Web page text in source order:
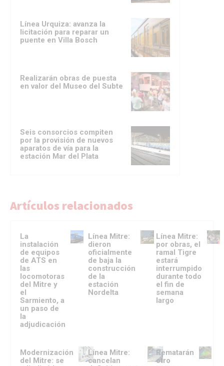
Línea Urquiza: avanza la
licitación para reparar un
puente en Villa Bosch
Realizarán obras de puesta
en valor del Museo del Subte
Seis consorcios compiten
por la provisión de nuevos
aparatos de vía para la
estación Mar del Plata
Artículos relacionados
La
instalación
de equipos
de ATS en
las
locomotoras
del Mitre y
el
Sarmiento, a
un paso de
la
adjudicación
Línea Mitre:
dieron
oficialmente
de baja la
construcción
de la
estación
Nordelta
Línea Mitre:
por obras, el
ramal Tigre
estará
interrumpido
durante todo
el fin de
semana
largo
Modernización
del Mitre: se
Línea Mitre:
cancelan
Rematarán
otro